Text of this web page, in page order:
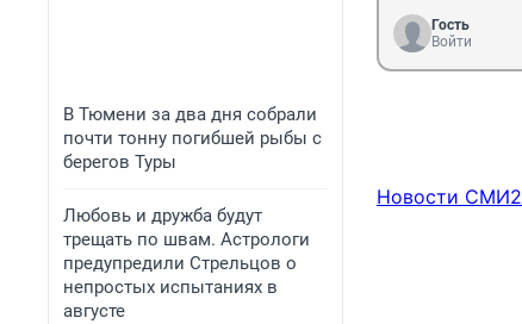
В Тюмени за два дня собрали
почти тонну погибшей рыбы с
берегов Туры
Любовь и дружба будут
трещать по швам. Астрологи
предупредили Стрельцов о
непростых испытаниях в
августе
Гость
Войти
Новости СМИ2